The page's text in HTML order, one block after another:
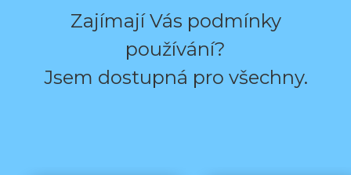
Zajímají Vás podmínky
používání?
Jsem dostupná pro všechny.